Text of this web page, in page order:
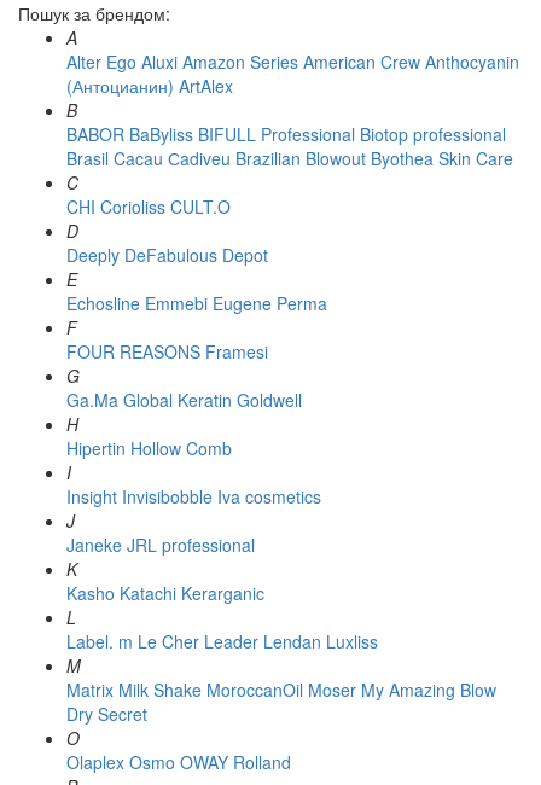
Пошук за брендом:
A
Alter Ego Aluxi Amazon Series American Crew Anthocyanin
(Антоцианин) ArtAlex
B
BABOR BaByliss BIFULL Professional Biotop professional
Brasil Cacau Сadiveu Brazilian Blowout Byothea Skin Care
C
CHI Corioliss CULT.O
D
Deeply DeFabulous Depot
E
Echosline Emmebi Eugene Perma
F
FOUR REASONS Framesi
G
Ga.Ma Global Keratin Goldwell
H
Hipertin Hollow Comb
I
Insight Invisibobble Iva cosmetics
J
Janeke JRL professional
K
Kasho Katachi Kerarganic
L
Label. m Le Cher Leader Lendan Luxliss
M
Matrix Milk Shake MoroccanOil Moser My Amazing Blow
Dry Secret
O
Olaplex Osmo OWAY Rolland